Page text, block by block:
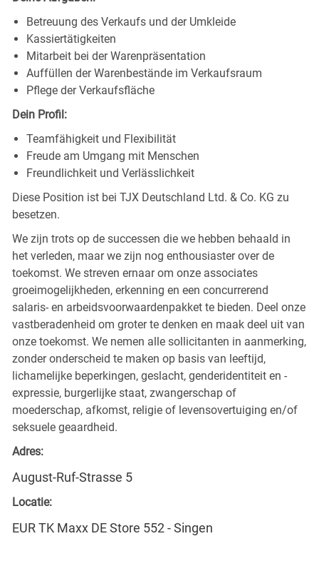
Betreuung des Verkaufs und der Umkleide
Kassiertätigkeiten
Mitarbeit bei der Warenpräsentation
Auffüllen der Warenbestände im Verkaufsraum
Pflege der Verkaufsfläche
Dein Profil:
Teamfähigkeit und Flexibilität
Freude am Umgang mit Menschen
Freundlichkeit und Verlässlichkeit
Diese Position ist bei TJX Deutschland Ltd. & Co. KG zu
besetzen.
We zijn trots op de successen die we hebben behaald in
het verleden, maar we zijn nog enthousiaster over de
toekomst. We streven ernaar om onze associates
groeimogelijkheden, erkenning en een concurrerend
salaris- en arbeidsvoorwaardenpakket te bieden. Deel onze
vastberadenheid om groter te denken en maak deel uit van
onze toekomst. We nemen alle sollicitanten in aanmerking,
zonder onderscheid te maken op basis van leeftijd,
lichamelijke beperkingen, geslacht, genderidentiteit en -
expressie, burgerlijke staat, zwangerschap of
moederschap, afkomst, religie of levensovertuiging en/of
seksuele geaardheid.
Adres:
August-Ruf-Strasse 5
Locatie:
EUR TK Maxx DE Store 552 - Singen